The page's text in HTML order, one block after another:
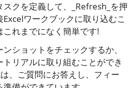
クを定義して、_Refresh_を押
ワークブックに取り込むこ
これまでになく簡単です!
ショットをチェックするか、
リアルに取り組むことができ
、ご質問にお答えし、フィー